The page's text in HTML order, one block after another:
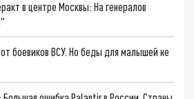
в центре Москвы: На генералов
боевиков ВСУ. Но беды для малышей не